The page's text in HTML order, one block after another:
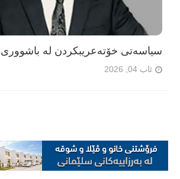
سیاسەتی خۆتەعریبکردن لە
ئاب 04, 2026